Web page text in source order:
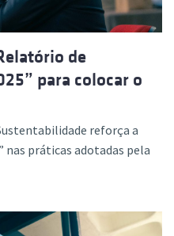
de
para colocar o
reforça a
nas práticas adotadas pela